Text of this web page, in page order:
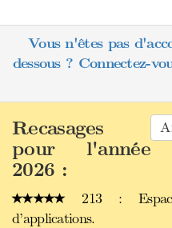
Vous n'êtes pas
dessous ? Connectez-
Recasages
pour l'année
2026 :
213 :
d’applications.